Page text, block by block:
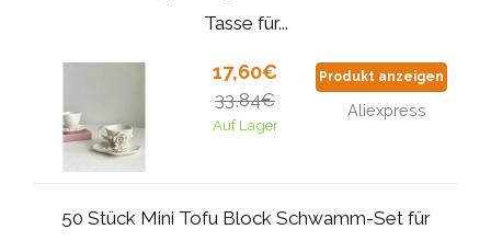
Tasse für...
17,60€
33,84€
Auf Lager
Produkt anzeigen
Aliexpress
50 Stück Mini Tofu Block Schwamm-Set für